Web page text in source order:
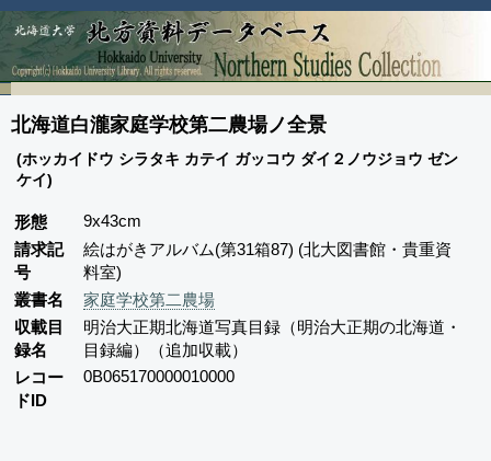
北海道白瀧家庭学校第二農場ノ全景
(ホッカイドウ シラタキ カテイ ガッコウ ダイ２ノウジョウ ゼン
ケイ)
形態
9x43cm
請求記
号
絵はがきアルバム(第31箱87) (北大図書館・貴重資
料室)
叢書名
家庭学校第二農場
収載目
録名
明治大正期北海道写真目録（明治大正期の北海道・
目録編）（追加収載）
レコー
ドID
0B065170000010000